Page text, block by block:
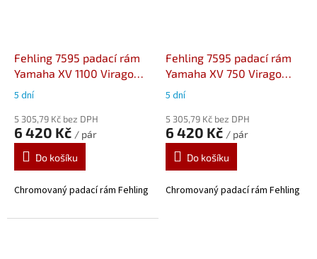
Fehling 7595 padací rám
Yamaha XV 1100 Virago
(92-99)
5 dní
5 305,79 Kč bez DPH
6 420 Kč / pár
Do košíku
Chromovaný padací rám Fehling
Fehling 7595 padací rám
Yamaha XV 750 Virago
(92-98)
5 dní
5 305,79 Kč bez DPH
6 420 Kč / pár
Do košíku
Chromovaný padací rám Fehling